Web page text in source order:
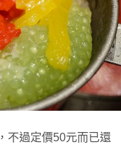
不過定價50元而已還